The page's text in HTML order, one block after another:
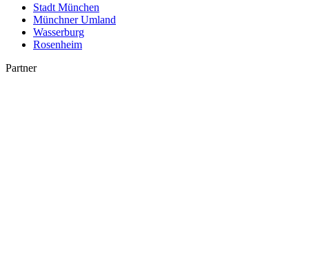
Stadt München
Münchner Umland
Wasserburg
Rosenheim
Partner